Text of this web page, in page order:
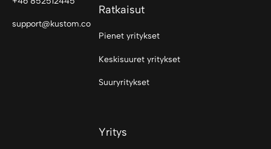
support@kustom.co
Ratkaisut
Pienet yritykset
Keskisuuret yritykset
Suuryritykset
Yritys